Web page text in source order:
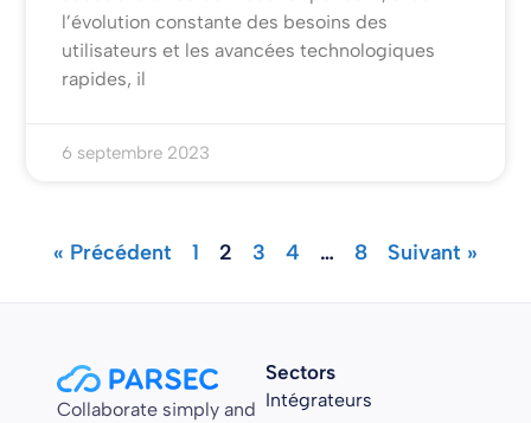
l’évolution constante des besoins des
utilisateurs et les avancées technologiques
rapides, il
6 septembre 2023
« Précédent 1 2 3 4 … 8 Suivant »
Collaborate simply and
Sectors
Intégrateurs